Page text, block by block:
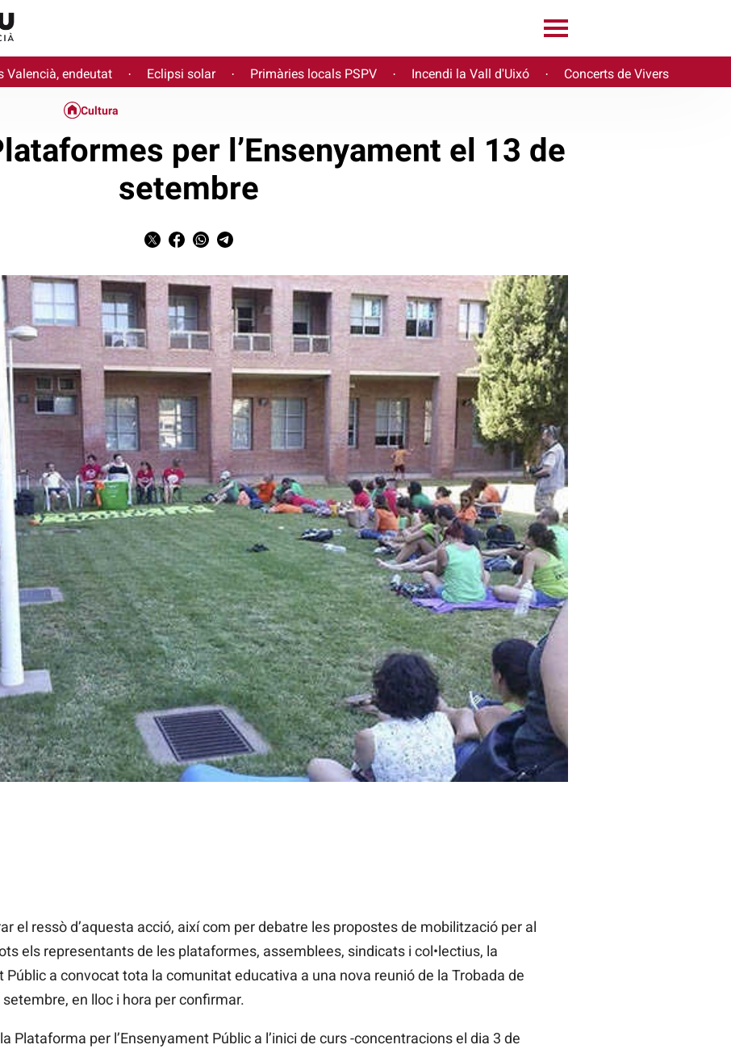
Valencià, endeutat · Eclipsi solar · Primàries locals PSPV · Incendi la Vall d'Uixó · Concerts de Vivers
Cultura
per l’Ensenyament el 13 de
setembre
el ressò d’aquesta acció, així com per debatre les propostes de mobilització per al
els representants de les plataformes, assemblees, sindicats i col•lectius, la
Públic a convocat tota la comunitat educativa a una nova reunió de la Trobada de
en lloc i hora per confirmar.
Plataforma per l’Ensenyament Públic a l’inici de curs -concentracions el dia 3 de